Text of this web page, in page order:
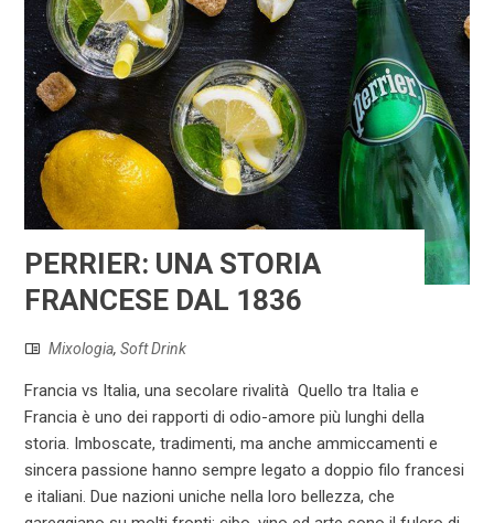
PERRIER: UNA STORIA
FRANCESE DAL 1836
Mixologia,Soft Drink
Francia vs Italia, una secolare rivalità Quello tra Italia e
Francia è uno dei rapporti di odio-amore più lunghi della
storia. Imboscate, tradimenti, ma anche ammiccamenti e
sincera passione hanno sempre legato a doppio filo francesi
e italiani. Due nazioni uniche nella loro bellezza, che